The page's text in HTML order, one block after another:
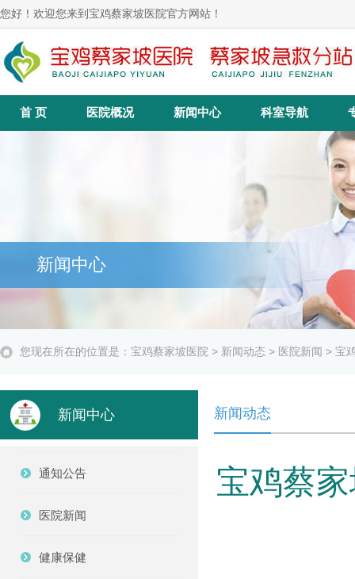
您好！欢迎您来到宝鸡蔡家坡医院官方网站！
首 页 医院概况 新闻中心 科室导航
新闻中心
您现在所在的位置是： 宝鸡蔡家坡医院 > 新闻动态 > 医院新闻 > 宝
新闻中心
通知公告
医院新闻
健康保健
新闻动态
宝鸡蔡